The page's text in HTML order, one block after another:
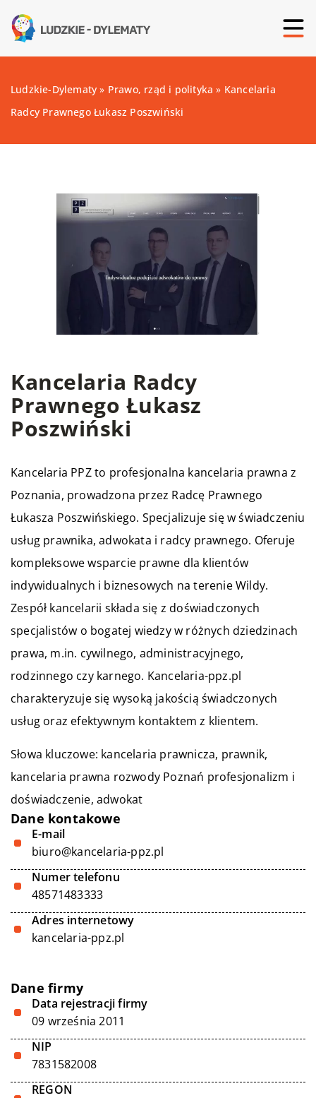
Ludzkie-Dylematy » Prawo, rząd i polityka » Kancelaria
Radcy Prawnego Łukasz Poszwiński
Kancelaria Radcy
Prawnego Łukasz
Poszwiński
Kancelaria PPZ to profesjonalna kancelaria prawna z
Poznania, prowadzona przez Radcę Prawnego
Łukasza Poszwińskiego. Specjalizuje się w świadczeniu
usług prawnika, adwokata i radcy prawnego. Oferuje
kompleksowe wsparcie prawne dla klientów
indywidualnych i biznesowych na terenie Wildy.
Zespół kancelarii składa się z doświadczonych
specjalistów o bogatej wiedzy w różnych dziedzinach
prawa, m.in. cywilnego, administracyjnego,
rodzinnego czy karnego. Kancelaria-ppz.pl
charakteryzuje się wysoką jakością świadczonych
usług oraz efektywnym kontaktem z klientem.
Słowa kluczowe: kancelaria prawnicza, prawnik,
kancelaria prawna rozwody Poznań profesjonalizm i
doświadczenie, adwokat
Dane kontakowe
E-mail
biuro@kancelaria-ppz.pl
Numer telefonu
48571483333
Adres internetowy
kancelaria-ppz.pl
Dane firmy
Data rejestracji firmy
09 września 2011
NIP
7831582008
REGON